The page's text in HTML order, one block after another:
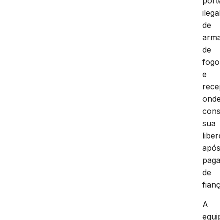
de
de
fogo
e
sua
de
A